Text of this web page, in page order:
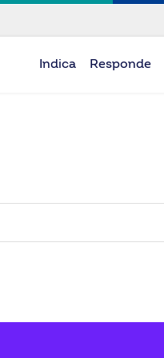
Indica Responde